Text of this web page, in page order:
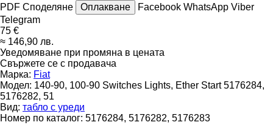
PDF Споделяне Оплакване Facebook WhatsApp Viber
Telegram
75 €
≈ 146,90 лв.
Уведомяване при промяна в цената
Свържете се с продавача
Марка: Fiat
Модел: 140-90, 100-90 Switches Lights, Ether Start 5176284,
5176282, 51
Вид: табло с уреди
Номер по каталог: 5176284, 5176282, 5176283